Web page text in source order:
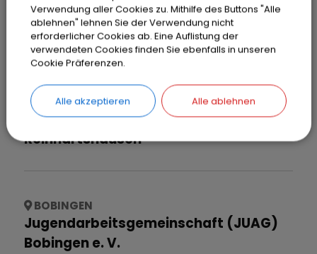
BOBINGEN
Jagdgenossenschaft Bobingen
BOBINGEN
Jagdgenossenschaft
Reinhartshausen
BOBINGEN
Jugendarbeitsgemeinschaft (JUAG)
Bobingen e. V.
Verwendung aller Cookies zu. Mithilfe des Buttons "Alle
ablehnen" lehnen Sie der Verwendung nicht
erforderlicher Cookies ab. Eine Auflistung der
verwendeten Cookies finden Sie ebenfalls in unseren
Cookie Präferenzen.
Alle akzeptieren Alle ablehnen